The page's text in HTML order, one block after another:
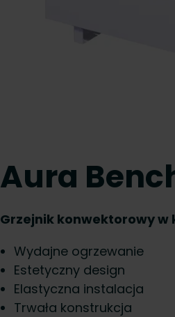
Aura
Grzejnik konwektorowy w
Wydajne ogrzewanie
Estetyczny design
Elastyczna instalacja
Trwała konstrukcja